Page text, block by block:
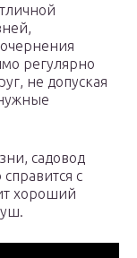
регулярно
не допуская
садовод
с
хороший